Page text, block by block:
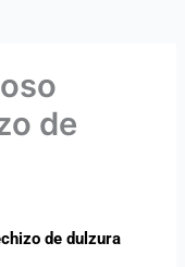
de
de dulzura